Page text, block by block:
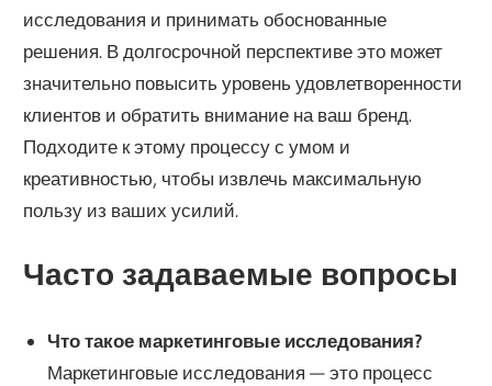
исследования и принимать обоснованные
решения. В долгосрочной перспективе это может
значительно повысить уровень удовлетворенности
клиентов и обратить внимание на ваш бренд.
Подходите к этому процессу с умом и
креативностью, чтобы извлечь максимальную
пользу из ваших усилий.
Часто задаваемые вопросы
Что такое маркетинговые исследования?
Маркетинговые исследования — это процесс